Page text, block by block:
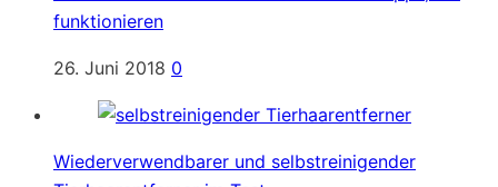
funktionieren
26. Juni 2018 0
Wiederverwendbarer und selbstreinigender